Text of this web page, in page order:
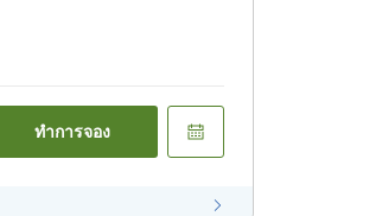
ทำการจอง